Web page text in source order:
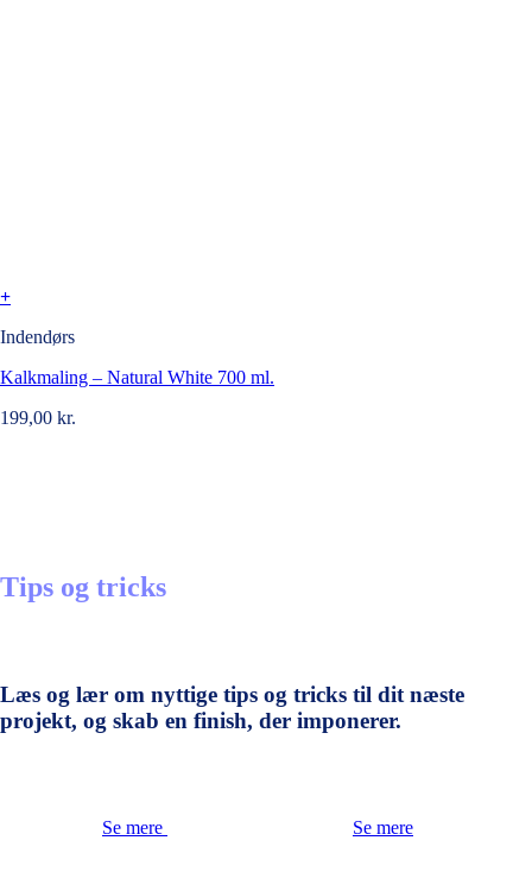
+
Indendørs
Kalkmaling – Natural White 700 ml.
199,00 kr.
Tips og tricks
Læs og lær om nyttige tips og tricks til dit næste
projekt, og skab en finish, der imponerer.
Se mere Se mere